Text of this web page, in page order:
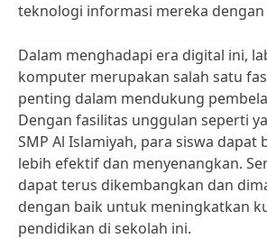
teknologi informasi mereka dengan
Dalam menghadapi era digital ini,
komputer merupakan salah satu
penting dalam mendukung
Dengan fasilitas unggulan seperti
SMP Al Islamiyah, para siswa dapat
lebih efektif dan menyenangkan.
dapat terus dikembangkan dan
dengan baik untuk meningkatkan
pendidikan di sekolah ini.